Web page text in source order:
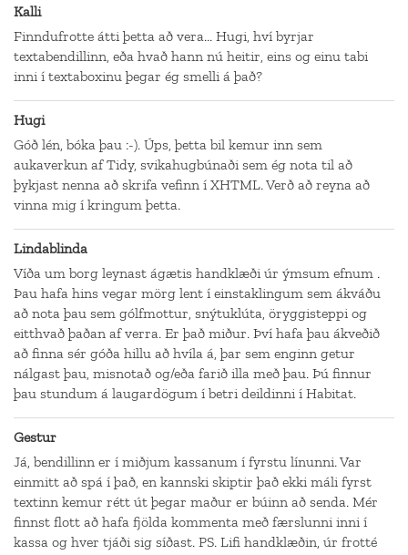
Kalli
Finndufrotte átti þetta að vera... Hugi, hví byrjar
textabendillinn, eða hvað hann nú heitir, eins og einu tabi
inni í textaboxinu þegar ég smelli á það?
Hugi
Góð lén, bóka þau :-). Úps, þetta bil kemur inn sem
aukaverkun af Tidy, svikahugbúnaði sem ég nota til að
þykjast nenna að skrifa vefinn í XHTML. Verð að reyna að
vinna mig í kringum þetta.
Lindablinda
Víða um borg leynast ágætis handklæði úr ýmsum efnum .
Þau hafa hins vegar mörg lent í einstaklingum sem ákváðu
að nota þau sem gólfmottur, snýtuklúta, öryggisteppi og
eitthvað þaðan af verra. Er það miður. Því hafa þau ákveðið
að finna sér góða hillu að hvíla á, þar sem enginn getur
nálgast þau, misnotað og/eða farið illa með þau. Þú finnur
þau stundum á laugardögum í betri deildinni í Habitat.
Gestur
Já, bendillinn er í miðjum kassanum í fyrstu línunni. Var
einmitt að spá í það, en kannski skiptir það ekki máli fyrst
textinn kemur rétt út þegar maður er búinn að senda. Mér
finnst flott að hafa fjölda kommenta með færslunni inni í
kassa og hver tjáði sig síðast. PS. Lifi handklæðin, úr frotté